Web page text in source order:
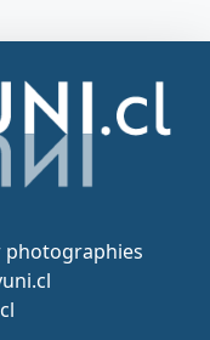
photographies